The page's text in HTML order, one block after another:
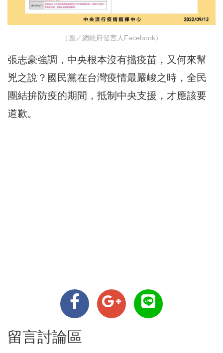
（圖／總統府發言人Facebook）
張志豪強調，中央根本沒有擋疫苗，又何來幫
兇之說？國民黨在台灣疫情最嚴峻之時，全民
團結拚防疫的期間，抵制中央支援，才應該要
道歉。
留言討論區